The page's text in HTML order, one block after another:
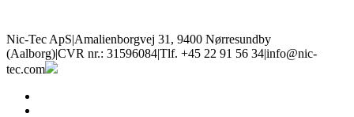
Nic-Tec ApS|Amalienborgvej 31, 9400 Nørresundby
(Aalborg)|CVR nr.: 31596084|Tlf. +45 22 91 56 34|info@nic-
tec.com